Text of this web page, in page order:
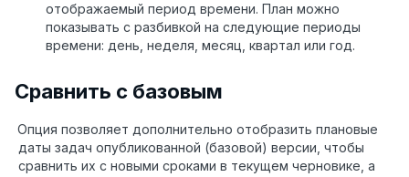
отображаемый период времени. План можно
показывать с разбивкой на следующие периоды
времени: день, неделя, месяц, квартал или год.
Сравнить с базовым
Опция позволяет дополнительно отобразить плановые
даты задач опубликованной (базовой) версии, чтобы
сравнить их с новыми сроками в текущем черновике, а